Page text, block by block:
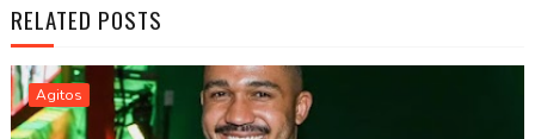
RELATED POSTS
Agitos